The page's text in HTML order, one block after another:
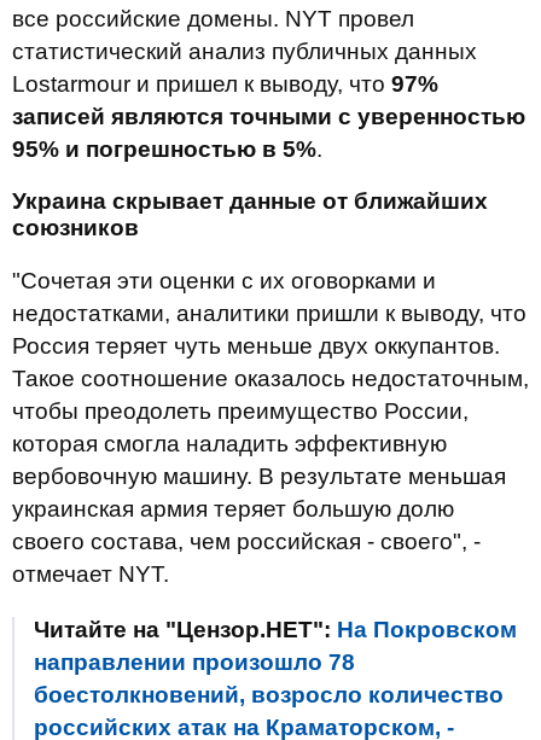
все российские домены. NYT провел
статистический анализ публичных данных
Lostarmour и пришел к выводу, что 97%
записей являются точными с уверенностью
95% и погрешностью в 5%.
Украина скрывает данные от ближайших
союзников
"Сочетая эти оценки с их оговорками и
недостатками, аналитики пришли к выводу, что
Россия теряет чуть меньше двух оккупантов.
Такое соотношение оказалось недостаточным,
чтобы преодолеть преимущество России,
которая смогла наладить эффективную
вербовочную машину. В результате меньшая
украинская армия теряет большую долю
своего состава, чем российская - своего", -
отмечает NYT.
Читайте на "Цензор.НЕТ": На Покровском
направлении произошло 78
боестолкновений, возросло количество
российских атак на Краматорском, -